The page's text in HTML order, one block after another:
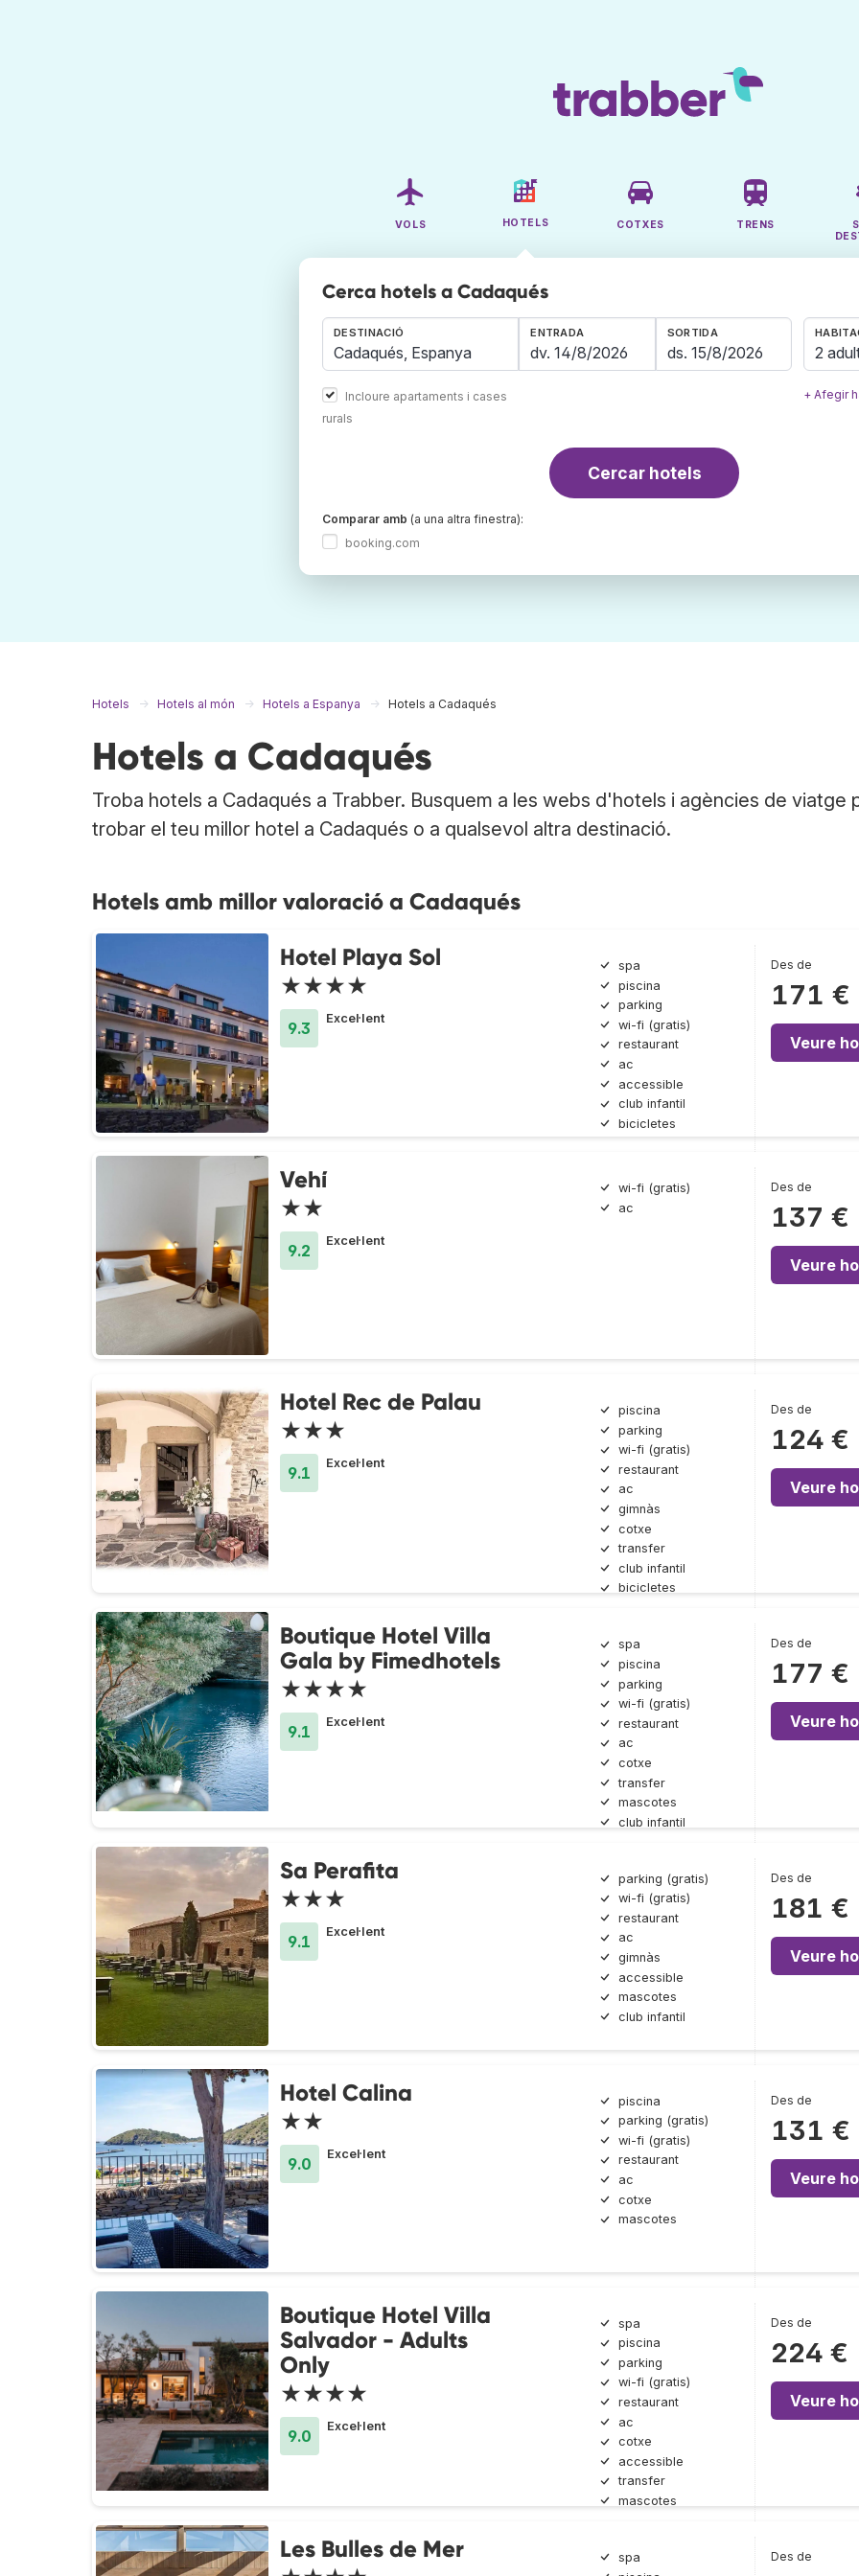
VOLS HOTELS COTXES TRENS
Cerca hotels a Cadaqués
DESTINACIÓ
Incloure apartaments i cases
rurals
ENTRADA SORTIDA
2
+ Afegir
Cercar hotels
Comparar amb (a una altra finestra):
booking.com
Hotels Hotels al món Hotels a Espanya Hotels a Cadaqués
Hotels a Cadaqués
Troba hotels a Cadaqués a Trabber. Busquem a les webs d'hotels i agències de viatge
trobar el teu millor hotel a Cadaqués o a qualsevol altra destinació.
Hotels amb millor valoració a Cadaqués
Hotel Playa Sol
★★★★
9.3
Excel·lent
spa
piscina
parking
wi-fi (gratis)
restaurant
ac
accessible
club infantil
bicicletes
Des de
171 €
Veure
Vehí
★★
9.2
Excel·lent
wi-fi (gratis)
ac
Des de
137 €
Veure
Hotel Rec de Palau
★★★
9.1
Excel·lent
piscina
parking
wi-fi (gratis)
restaurant
ac
gimnàs
cotxe
transfer
club infantil
bicicletes
Des de
124 €
Veure
Boutique Hotel Villa
Gala by Fimedhotels
★★★★
9.1
Excel·lent
spa
piscina
parking
wi-fi (gratis)
restaurant
ac
cotxe
transfer
mascotes
club infantil
Des de
177 €
Veure
Sa Perafita
★★★
9.1
Excel·lent
parking (gratis)
wi-fi (gratis)
restaurant
ac
gimnàs
accessible
mascotes
club infantil
Des de
181 €
Veure
Hotel Calina
★★
9.0
Excel·lent
piscina
parking (gratis)
wi-fi (gratis)
restaurant
ac
cotxe
mascotes
Des de
131 €
Veure
Boutique Hotel Villa
Salvador - Adults
Only
★★★★
9.0
Excel·lent
spa
piscina
parking
wi-fi (gratis)
restaurant
ac
cotxe
accessible
transfer
mascotes
Des de
224 €
Veure
Les Bulles de Mer
spa
Des de